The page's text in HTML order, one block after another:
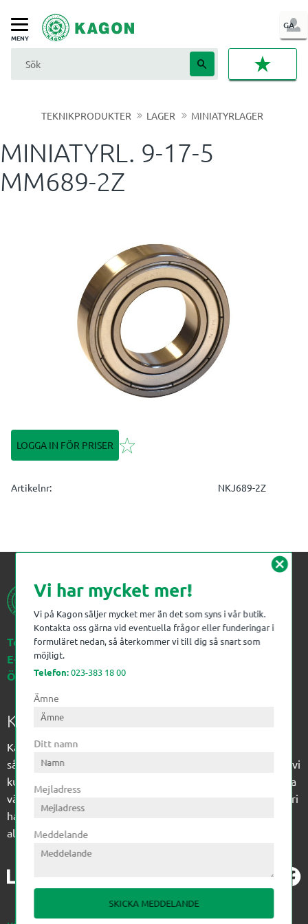
Meny
GA
IN
TEKNIKPRODUKTER LAGER MINIATYRLAGER
MINIATYRL. 9-17-5
MM689-2Z
LOGGA IN FÖR PRISER Lägg till i favoriter
Artikelnr NKJ689-2Z
Telefon:023-383 18 00
E-post:kagon@kagon.se
Öppettider:Måndag-Fredag, 07-16
Kagon AB
Kagon har sedan 1972 levererat kompetens till
sågverksindustrin och övrig industri. Till träindustrin tillför vi
kunskap med optimeringslösningar från timmerplanen hela
vägen fram till paketering/emballering och till övrig industri
har vi ett komplement sortiment av teknikprodukter med
allt ifrån slangtillverkning till transmission och lager.
cancel
Vi har mycket mer!
Vi på Kagon säljer mycket mer än det som syns i vår butik.
Kontakta oss gärna vid eventuella frågor eller funderingar i
formuläret nedan, så återkommer vi till dig så snart som
möjligt.
Telefon:023-383 18 00
Ämne
Ditt namn
Mejladress
Meddelande
SKICKA MEDDELANDE